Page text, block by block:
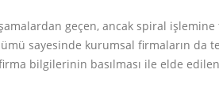
geçen, ancak spiral işlemine
sayesinde kurumsal firmaların da
bilgilerinin basılması ile elde